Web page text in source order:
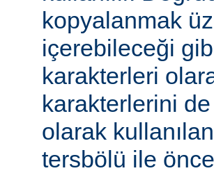
kopyalanmak
içerebileceği
karakterleri
karakterlerini
olarak
tersbölü ile